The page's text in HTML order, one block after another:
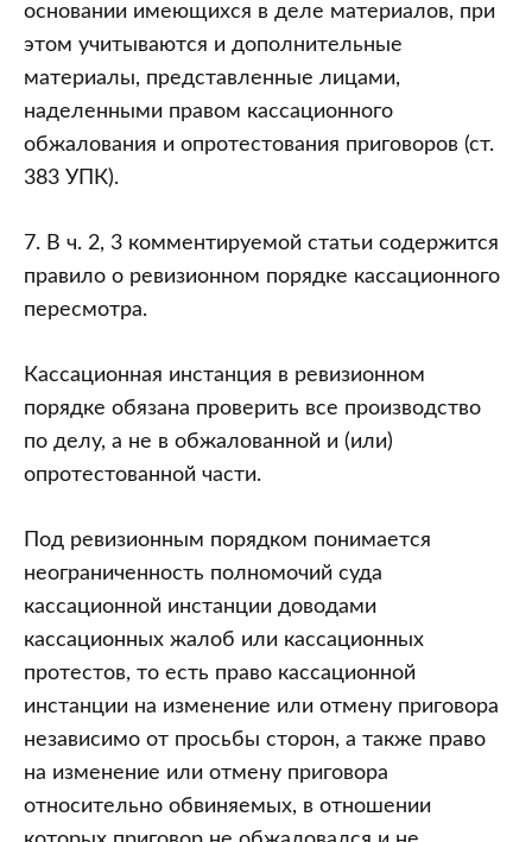
основании имеющихся в деле материалов, при
этом учитываются и дополнительные
материалы, представленные лицами,
наделенными правом кассационного
обжалования и опротестования приговоров (ст.
383 УПК).
7. В ч. 2, 3 комментируемой статьи содержится
правило о ревизионном порядке кассационного
пересмотра.
Кассационная инстанция в ревизионном
порядке обязана проверить все производство
по делу, а не в обжалованной и (или)
опротестованной части.
Под ревизионным порядком понимается
неограниченность полномочий суда
кассационной инстанции доводами
кассационных жалоб или кассационных
протестов, то есть право кассационной
инстанции на изменение или отмену приговора
независимо от просьбы сторон, а также право
на изменение или отмену приговора
относительно обвиняемых, в отношении